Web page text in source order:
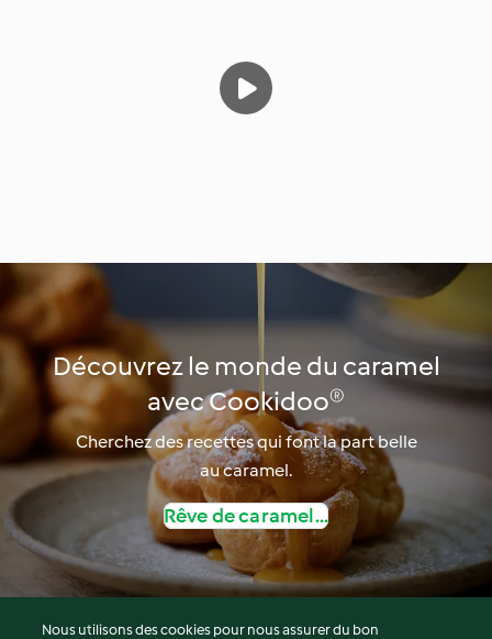
Découvrez le monde du caramel
avec Cookidoo®
Cherchez des recettes qui font la part belle
au caramel.
Rêve de caramel...
Nous utilisons des cookies pour nous assurer du bon